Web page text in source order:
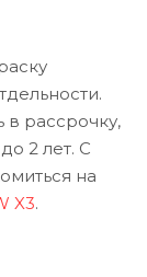
рассрочку,
2 лет. С
на
X3.